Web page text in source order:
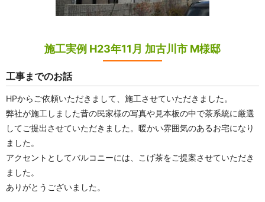
施工実例 H23年11月 加古川市 M様邸
工事までのお話
HPからご依頼いただきまして、施工させていただきました。
弊社が施工しました昔の民家様の写真や見本板の中で茶系統に厳選
してご提出させていただきました。暖かい雰囲気のあるお宅になり
ました。
アクセントとしてバルコニーには、こげ茶をご提案させていただき
ました。
ありがとうございました。